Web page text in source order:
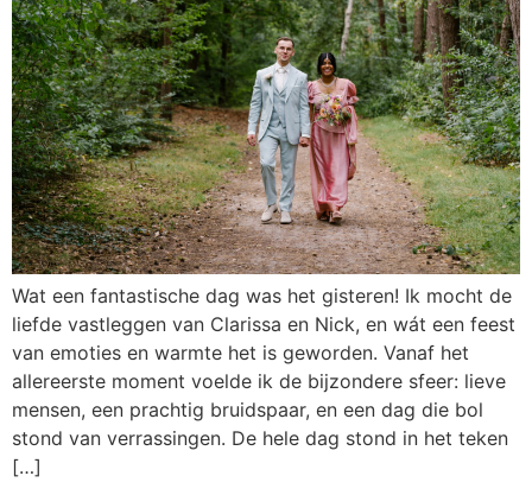
Wat een fantastische dag was het gisteren! Ik mocht de
liefde vastleggen van Clarissa en Nick, en wát een feest
van emoties en warmte het is geworden. Vanaf het
allereerste moment voelde ik de bijzondere sfeer: lieve
mensen, een prachtig bruidspaar, en een dag die bol
stond van verrassingen. De hele dag stond in het teken
[…]